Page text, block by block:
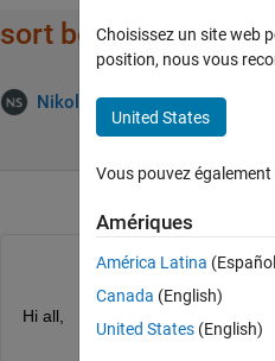
sort boxplot based
Nikolas Spiliopoulos 27 Juin
Hi all,
Choisissez un site web
position, nous vous
United States
Vous pouvez
Amériques
América Latina
Canada (English)
United States (English)